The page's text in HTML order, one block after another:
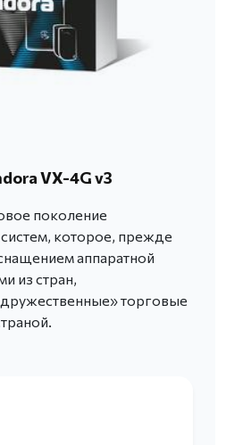
VX-4G v3
поколение
которое, прежде
аппаратной
из стран,
торговые